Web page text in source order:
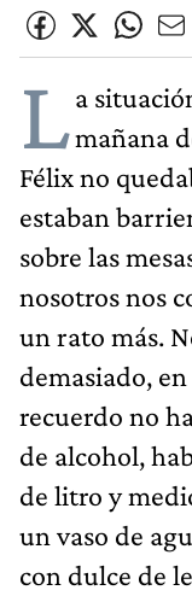
La
mañana
Félix no
estaban
sobre las
nosotros nos
un rato más.
demasiado,
recuerdo no
de alcohol,
de litro y
un vaso de
con dulce de